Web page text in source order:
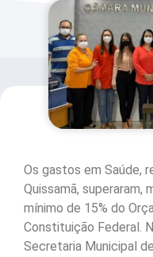
Os gastos em Saúde,
Quissamã, superaram,
mínimo de 15% do
Constituição Federal.
Secretaria Municipal